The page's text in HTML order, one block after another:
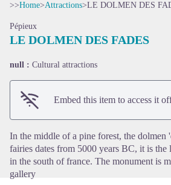
View
>>Home>Attractions>LE DOLMEN DES
Pépieux
LE DOLMEN DES FADES
null : Cultural attractions
Embed this item to access it
In the middle of a pine forest, the dolmen
fairies dates from 5000 years BC, it is the
in the south of france. The monument is
gallery